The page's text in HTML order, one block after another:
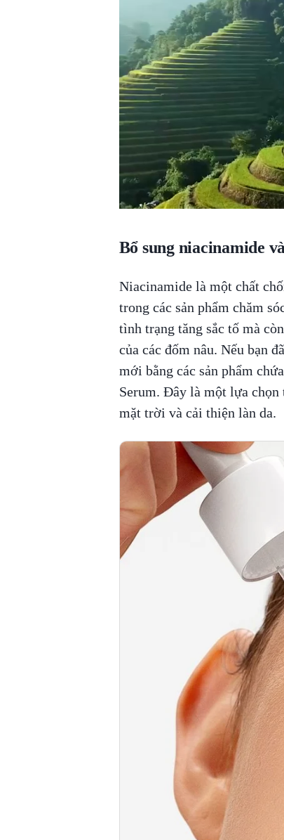
Bổ sung niacinamide
Niacinamide là một chất
trong các sản phẩm chăm
tình trạng tăng sắc tố mà
của các đốm nâu. Nếu bạn
mới bằng các sản phẩm
Serum. Đây là một lựa chọn
mặt trời và cải thiện làn da.